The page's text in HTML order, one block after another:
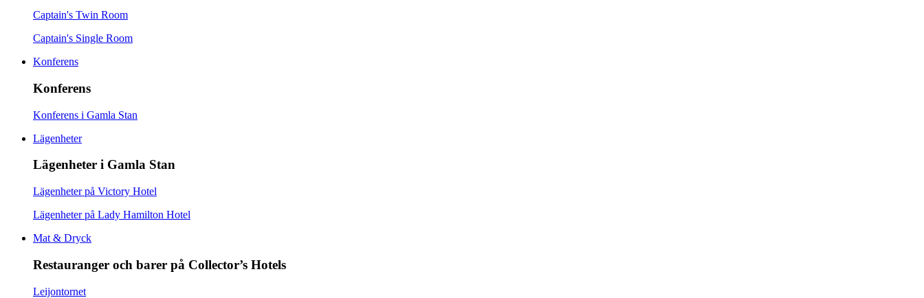
Captain's Twin Room
Captain's Single Room
Konferens
Konferens
Konferens i Gamla Stan
Lägenheter
Lägenheter i Gamla Stan
Lägenheter på Victory Hotel
Lägenheter på Lady Hamilton Hotel
Mat & Dryck
Restauranger och barer på Collector’s Hotels
Leijontornet